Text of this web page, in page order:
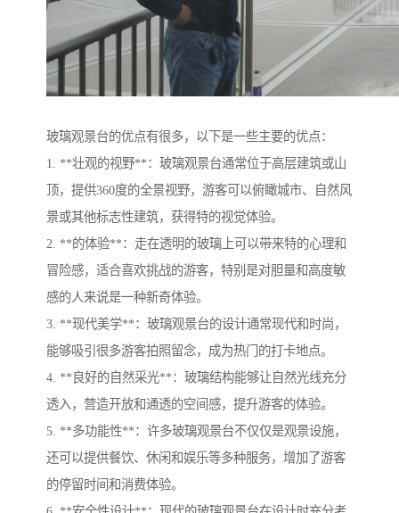
玻璃观景台的优点有很多，以下是一些主要的优点：
1. **壮观的视野**：玻璃观景台通常位于高层建筑或山
顶，提供360度的全景视野，游客可以俯瞰城市、自然风
景或其他标志性建筑，获得特的视觉体验。
2. **的体验**：走在透明的玻璃上可以带来特的心理和
冒险感，适合喜欢挑战的游客，特别是对胆量和高度敏
感的人来说是一种新奇体验。
3. **现代美学**：玻璃观景台的设计通常现代和时尚，
能够吸引很多游客拍照留念，成为热门的打卡地点。
4. **良好的自然采光**：玻璃结构能够让自然光线充分
透入，营造开放和通透的空间感，提升游客的体验。
5. **多功能性**：许多玻璃观景台不仅仅是观景设施，
还可以提供餐饮、休闲和娱乐等多种服务，增加了游客
的停留时间和消费体验。